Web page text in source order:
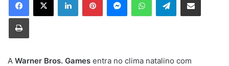
Imprimir
A Warner Bros. Games entra no clima natalino com